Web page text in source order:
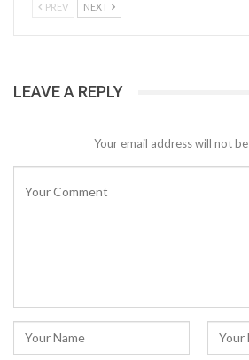
PREV NEXT
LEAVE A REPLY
Your email address will not